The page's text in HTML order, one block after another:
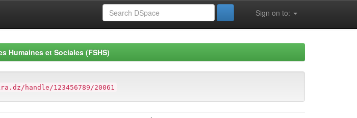
Sign on to:
Humaines et Sociales (FSHS)
handle/123456789/20061